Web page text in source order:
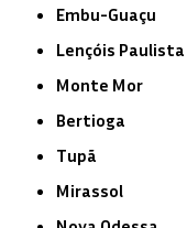
Embu-Guaçu
Lençóis Paulista
Monte Mor
Bertioga
Tupã
Mirassol